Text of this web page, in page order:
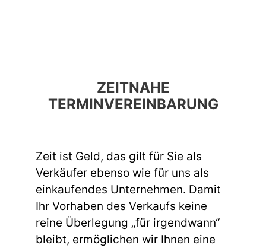
ZEITNAHE
TERMINVEREINBARUNG
Zeit ist Geld, das gilt für Sie als
Verkäufer ebenso wie für uns als
einkaufendes Unternehmen. Damit
Ihr Vorhaben des Verkaufs keine
reine Überlegung „für irgendwann“
bleibt, ermöglichen wir Ihnen eine